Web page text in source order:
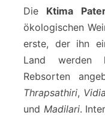
Die Ktima
ökologischen
erste, der ihn
Land werden
Rebsorten
Thrapsathiri,
und Madilari.